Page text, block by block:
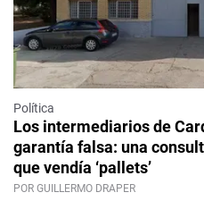
Política
Los intermediarios de
garantía falsa: una
que vendía ‘pallets’
POR GUILLERMO DRAPER